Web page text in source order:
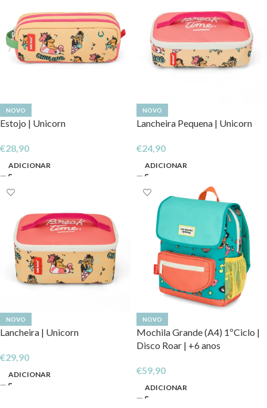
NOVO
Estojo | Unicorn
€28,90
ADICIONAR
NOVO
Lancheira Pequena | Unicorn
€24,90
ADICIONAR
NOVO
Lancheira | Unicorn
€29,90
ADICIONAR
NOVO
Mochila Grande (A4) 1ºCiclo |
Disco Roar | +6 anos
€59,90
ADICIONAR